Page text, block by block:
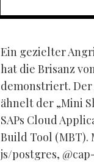
Ein gezielter
hat die Brisanz
demonstriert. Der
ähnelt der „Mini
SAPs Cloud
Build Tool
js/postgres,